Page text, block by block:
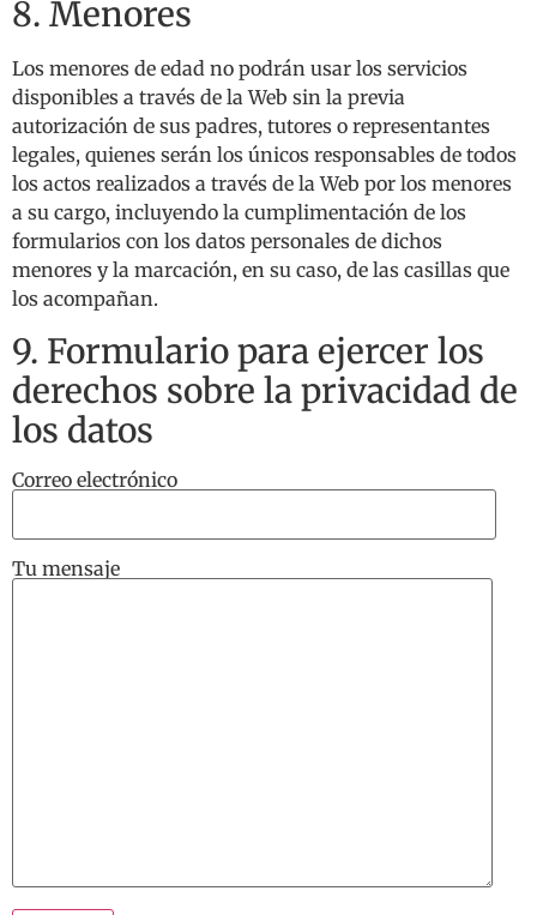
8. Menores
Los menores de edad no podrán usar los servicios
disponibles a través de la Web sin la previa
autorización de sus padres, tutores o representantes
legales, quienes serán los únicos responsables de todos
los actos realizados a través de la Web por los menores
a su cargo, incluyendo la cumplimentación de los
formularios con los datos personales de dichos
menores y la marcación, en su caso, de las casillas que
los acompañan.
9. Formulario para ejercer los
derechos sobre la privacidad de
los datos
Correo electrónico
Tu mensaje